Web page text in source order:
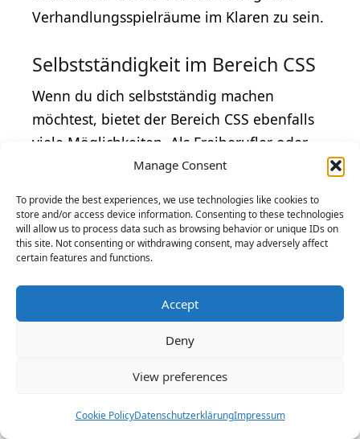
Manage Consent
To provide the best experiences, we use technologies like cookies to
store and/or access device information. Consenting to these technologies
will allow us to process data such as browsing behavior or unique IDs on
this site. Not consenting or withdrawing consent, may adversely affect
certain features and functions.
Accept
Deny
View preferences
Cookie PolicyDatenschutzerklärungImpressum
Verhandlungsspielräume im Klaren zu sein.
Selbstständigkeit im Bereich CSS
Wenn du dich selbstständig machen
möchtest, bietet der Bereich CSS ebenfalls
viele Möglichkeiten. Als Freiberufler oder
Inhaber einer eigenen Agentur kannst du
Einkommen selbst bestimmen.
Allerdings ist es wichtig zu bedenken, dass
eine Selbstständigkeit auch mit einigen
Hürden verbunden sein kann. Du musst
zum Beispiel in der Lage sein, dich selbst zu
organisieren und in der Lage sein, mit
Kunden zu verhandeln und diese zu